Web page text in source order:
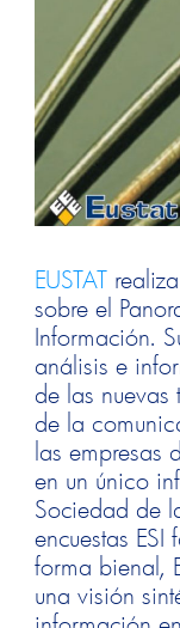
EUSTAT
sobre el
Información.
análisis e
de las
de la
las empresas
en un único
Sociedad de
encuestas
forma bienal,
una visión